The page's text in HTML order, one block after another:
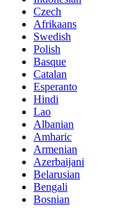
Czech
Afrikaans
Swedish
Polish
Basque
Catalan
Esperanto
Hindi
Lao
Albanian
Amharic
Armenian
Azerbaijani
Belarusian
Bengali
Bosnian